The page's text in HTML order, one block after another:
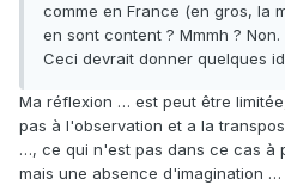
comme en France (en gros, la
en sont content ? Mmmh ? Non.
Ceci devrait donner quelques
Ma réflexion … est peut être
pas à l'observation et a la
…, ce qui n'est pas dans ce cas à
mais une absence d'imagination …